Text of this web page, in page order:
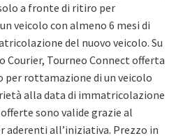
a fronte di ritiro per
veicolo con almeno 6 mesi di
del nuovo veicolo. Su
Courier, Tourneo Connect offerta
rottamazione di un veicolo
alla data di immatricolazione
sono valide grazie al
aderenti all’iniziativa. Prezzo in